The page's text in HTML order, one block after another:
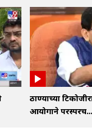
ठाण्याच्या
आयोगाने